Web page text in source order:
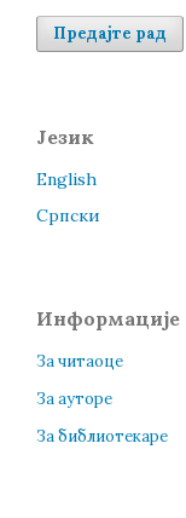
Предајте рад
Језик
English
Cрпски
Информације
За читаоце
За ауторе
За библиотекаре